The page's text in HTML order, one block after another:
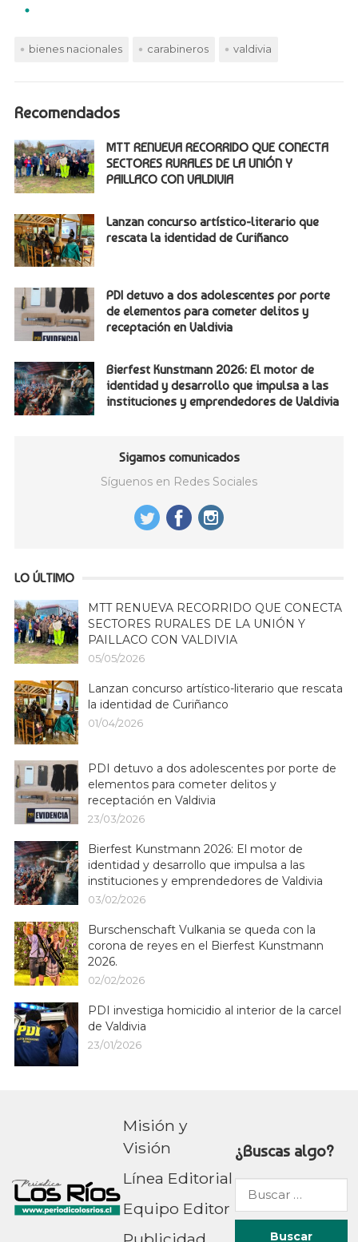
bienes nacionales carabineros valdivia
Recomendados
MTT RENUEVA RECORRIDO QUE CONECTA
SECTORES RURALES DE LA UNIÓN Y
PAILLACO CON VALDIVIA
Lanzan concurso artístico-literario que
rescata la identidad de Curiñanco
PDI detuvo a dos adolescentes por porte
de elementos para cometer delitos y
receptación en Valdivia
Bierfest Kunstmann 2026: El motor de
identidad y desarrollo que impulsa a las
instituciones y emprendedores de Valdivia
Sigamos comunicados
Síguenos en Redes Sociales
LO ÚLTIMO
MTT RENUEVA RECORRIDO QUE CONECTA
SECTORES RURALES DE LA UNIÓN Y
PAILLACO CON VALDIVIA
05/05/2026
Lanzan concurso artístico-literario que rescata
la identidad de Curiñanco
01/04/2026
PDI detuvo a dos adolescentes por porte de
elementos para cometer delitos y
receptación en Valdivia
23/03/2026
Bierfest Kunstmann 2026: El motor de
identidad y desarrollo que impulsa a las
instituciones y emprendedores de Valdivia
03/02/2026
Burschenschaft Vulkania se queda con la
corona de reyes en el Bierfest Kunstmann
2026.
02/02/2026
PDI investiga homicidio al interior de la carcel
de Valdivia
23/01/2026
Misión y
Visión
Línea Editorial
Equipo Editor
¿Buscas algo?
Buscar
por: